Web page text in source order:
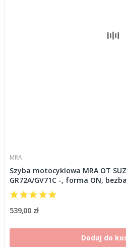
MRA
Szyba motocyklowa MRA OT
GR72A/GV71C -, forma ON,
539,00 zł
Dodaj do